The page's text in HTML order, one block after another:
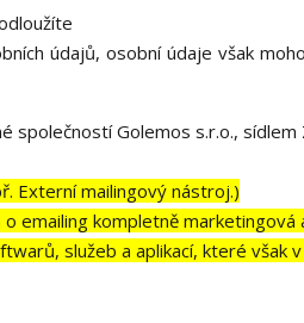
údajů, osobní údaje však
společností Golemos s.r.o., sídlem
Externí mailingový nástroj.)
emailing kompletně marketingová
služeb a aplikací, které však